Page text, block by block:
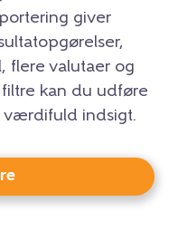
giver
flere valutaer og
kan du udføre
værdifuld indsigt.